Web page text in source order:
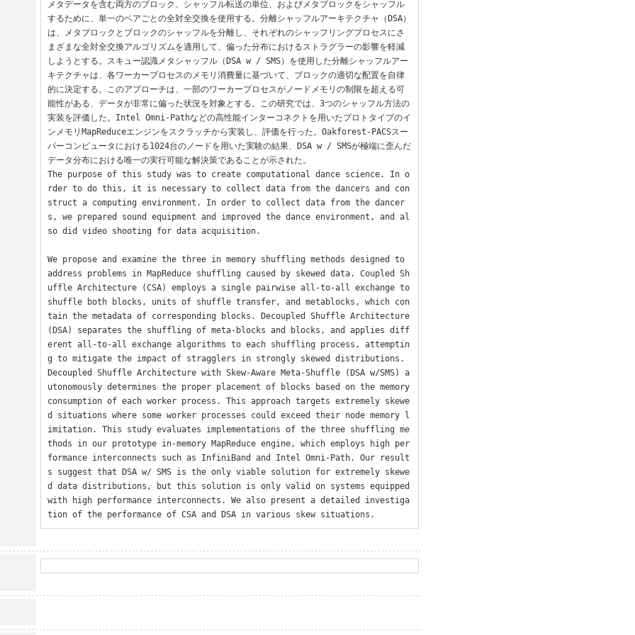
メタデータを含む両方のブロック、シャッフル転送の単位、およびメタブロックをシャッフル
するために、単一のペアごとの全対全交換を使用する。分離シャッフルアーキテクチャ（DSA）
は、メタブロックとブロックのシャッフルを分離し、それぞれのシャッフリングプロセスにさ
まざまな全対全交換アルゴリズムを適用して、偏った分布におけるストラグラーの影響を軽減
しようとする。スキュー認識メタシャッフル（DSA w / SMS）を使用した分離シャッフルアー
キテクチャは、各ワーカープロセスのメモリ消費量に基づいて、ブロックの適切な配置を自律
的に決定する。このアプローチは、一部のワーカープロセスがノードメモリの制限を超える可
能性がある、データが非常に偏った状況を対象とする。この研究では、3つのシャッフル方法の
実装を評価した。Intel Omni-Pathなどの高性能インターコネクトを用いたプロトタイプのイ
ンメモリMapReduceエンジンをスクラッチから実装し、評価を行った。Oakforest-PACSスー
パーコンピュータにおける1024台のノードを用いた実験の結果、DSA w / SMSが極端に歪んだ
データ分布における唯一の実行可能な解決策であることが示された。
The purpose of this study was to create computational dance science. In o
rder to do this, it is necessary to collect data from the dancers and con
struct a computing environment. In order to collect data from the dancer
s, we prepared sound equipment and improved the dance environment, and al
so did video shooting for data acquisition.
We propose and examine the three in memory shuffling methods designed to
address problems in MapReduce shuffling caused by skewed data. Coupled Sh
uffle Architecture (CSA) employs a single pairwise all-to-all exchange to
shuffle both blocks, units of shuffle transfer, and metablocks, which con
tain the metadata of corresponding blocks. Decoupled Shuffle Architecture
(DSA) separates the shuffling of meta-blocks and blocks, and applies diff
erent all-to-all exchange algorithms to each shuffling process, attemptin
g to mitigate the impact of stragglers in strongly skewed distributions.
Decoupled Shuffle Architecture with Skew-Aware Meta-Shuffle (DSA w/SMS) a
utonomously determines the proper placement of blocks based on the memory
consumption of each worker process. This approach targets extremely skewe
d situations where some worker processes could exceed their node memory l
imitation. This study evaluates implementations of the three shuffling me
thods in our prototype in-memory MapReduce engine, which employs high per
formance interconnects such as InfiniBand and Intel Omni-Path. Our result
s suggest that DSA w/ SMS is the only viable solution for extremely skewe
d data distributions, but this solution is only valid on systems equipped
with high performance interconnects. We also present a detailed investiga
tion of the performance of CSA and DSA in various skew situations.